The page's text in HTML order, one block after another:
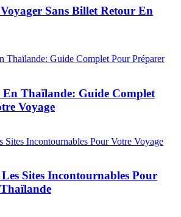
Sans Billet Retour En
En Thaïlande: Guide Complet
Voyage
Sites Incontournables Pour